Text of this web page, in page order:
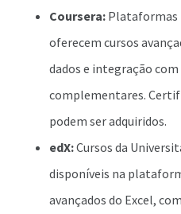
Coursera: Plataformas
oferecem cursos
dados e integração
complementares.
podem ser adquiridos.
edX:Cursos da
disponíveis na
avançados do Excel,